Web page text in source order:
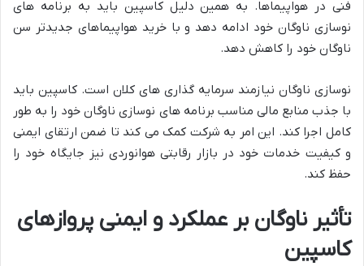
فنی در هواپیماها. به همین دلیل کاسپین باید به برنامه های
نوسازی ناوگان خود ادامه دهد و با خرید هواپیماهای جدیدتر سن
ناوگان خود را کاهش دهد.
نوسازی ناوگان نیازمند سرمایه گذاری های کلان است. کاسپین باید
با جذب منابع مالی مناسب برنامه های نوسازی ناوگان خود را به طور
کامل اجرا کند. این امر به شرکت کمک می کند تا ضمن ارتقای ایمنی
و کیفیت خدمات خود در بازار رقابتی هوانوردی نیز جایگاه خود را
حفظ کند.
تأثیر ناوگان بر عملکرد و ایمنی پروازهای
کاسپین